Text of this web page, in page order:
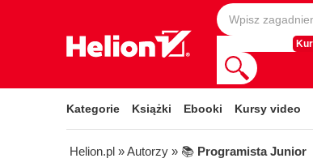
Kategorie Książki Ebooki Kursy video
Helion.pl » Autorzy » 📚 Programista Junior